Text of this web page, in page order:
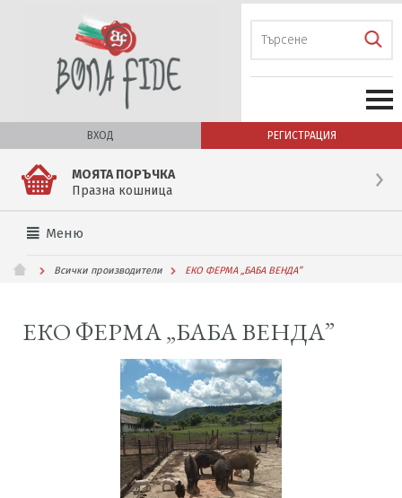
ВХОД РЕГИСТРАЦИЯ
МОЯТА ПОРЪЧКА
Празна кошница
Меню
Всички производители ЕКО ФЕРМА „БАБА ВЕНДА”
ЕКО ФЕРМА „БАБА ВЕНДА”